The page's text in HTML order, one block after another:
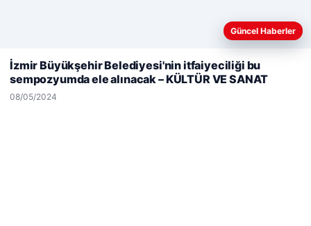
Web sitemizi nasıl kullandığınızı daha iyi anlayabilmek,
kullanıyoruz.Çerez Politikamız
Reddet
Güncel Haberler
İzmir Büyükşehir Belediyesi'nin itfaiyeciliği bu
sempozyumda ele alınacak – KÜLTÜR VE SANAT
08/05/2024
Maç İzle